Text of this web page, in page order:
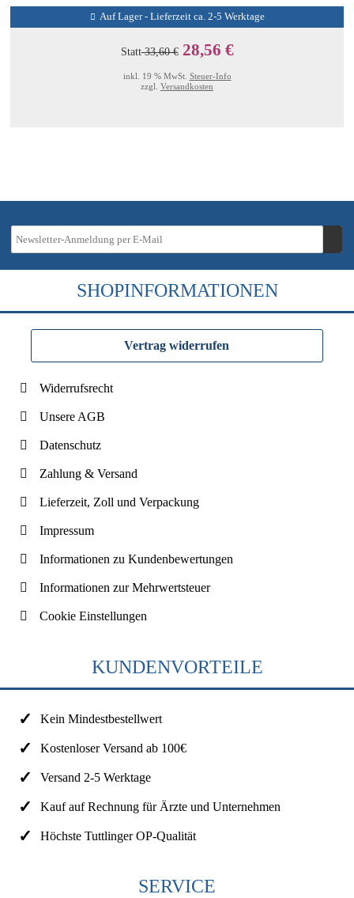
Auf Lager - Lieferzeit ca. 2-5 Werktage
Statt33,60 € 28,56 €
inkl. 19 % MwSt. Steuer-Info
zzgl. Versandkosten
SHOPINFORMATIONEN
Vertrag widerrufen
Widerrufsrecht
Unsere AGB
Datenschutz
Zahlung & Versand
Lieferzeit, Zoll und Verpackung
Impressum
Informationen zu Kundenbewertungen
Informationen zur Mehrwertsteuer
Cookie Einstellungen
KUNDENVORTEILE
Kein Mindestbestellwert
Kostenloser Versand ab 100€
Versand 2-5 Werktage
Kauf auf Rechnung für Ärzte und Unternehmen
Höchste Tuttlinger OP-Qualität
SERVICE